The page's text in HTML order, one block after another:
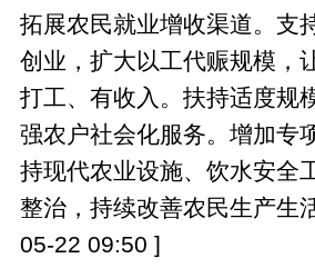
拓展农民就业增收渠道。支
创业，扩大以工代赈规模，
打工、有收入。扶持适度规
强农户社会化服务。增加专
持现代农业设施、饮水安全
整治，持续改善农民生产生
05-22 09:50 ]